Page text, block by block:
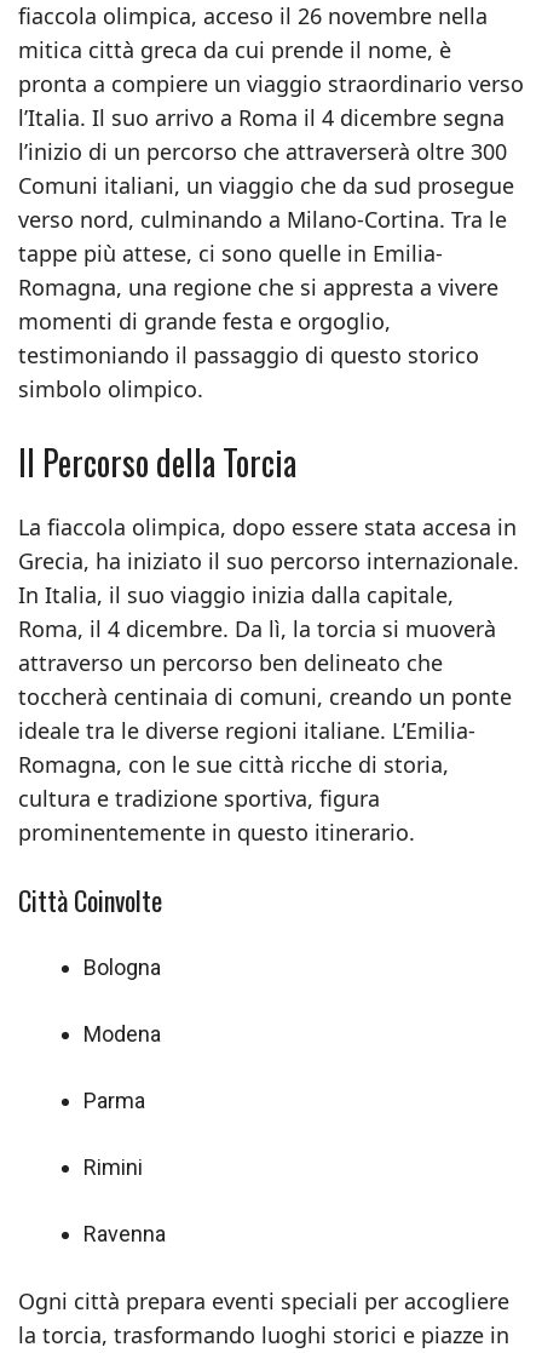
fiaccola olimpica, acceso il 26 novembre nella
mitica città greca da cui prende il nome, è
pronta a compiere un viaggio straordinario verso
l’Italia. Il suo arrivo a Roma il 4 dicembre segna
l’inizio di un percorso che attraverserà oltre 300
Comuni italiani, un viaggio che da sud prosegue
verso nord, culminando a Milano-Cortina. Tra le
tappe più attese, ci sono quelle in Emilia-
Romagna, una regione che si appresta a vivere
momenti di grande festa e orgoglio,
testimoniando il passaggio di questo storico
simbolo olimpico.
Il Percorso della Torcia
La fiaccola olimpica, dopo essere stata accesa in
Grecia, ha iniziato il suo percorso internazionale.
In Italia, il suo viaggio inizia dalla capitale,
Roma, il 4 dicembre. Da lì, la torcia si muoverà
attraverso un percorso ben delineato che
toccherà centinaia di comuni, creando un ponte
ideale tra le diverse regioni italiane. L’Emilia-
Romagna, con le sue città ricche di storia,
cultura e tradizione sportiva, figura
prominentemente in questo itinerario.
Città Coinvolte
Bologna
Modena
Parma
Rimini
Ravenna
Ogni città prepara eventi speciali per accogliere
la torcia, trasformando luoghi storici e piazze in